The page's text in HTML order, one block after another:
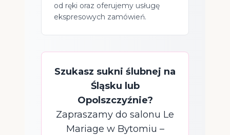
od ręki oraz oferujemy usługę
ekspresowych zamówień.
Szukasz sukni ślubnej na
Śląsku lub
Opolszczyźnie?
Zapraszamy do salonu Le
Mariage w Bytomiu –